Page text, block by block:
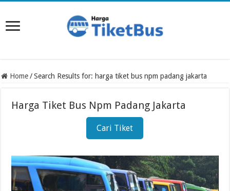
Home / Search Results for: harga tiket bus npm padang jakarta
Harga Tiket Bus Npm Padang Jakarta
Cari Tiket